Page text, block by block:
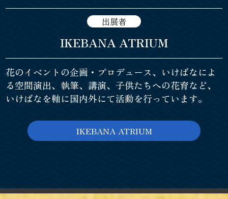
出展者
IKEBANA ATRIUM
花のイベントの企画・プロデュース、いけばなによ
る空間演出、執筆、講演、子供たちへの花育など、
いけばなを軸に国内外にて活動を行っています。
IKEBANA ATRIUM